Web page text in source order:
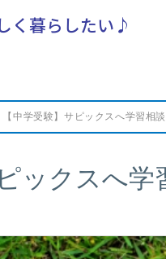
く暮らしたい♪
【中学受験】サピックスへ学習相
ックスへ